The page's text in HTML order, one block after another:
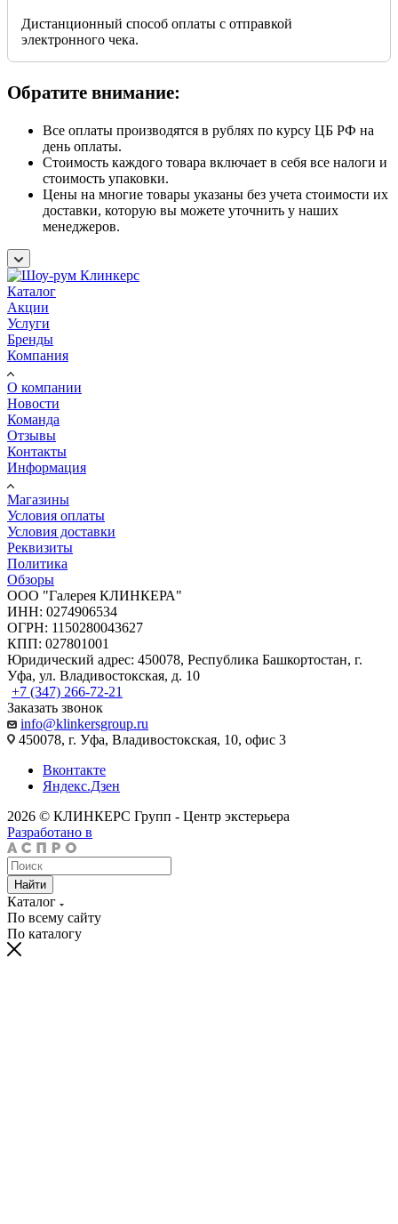
Дистанционный способ оплаты с отправкой
электронного чека.
Обратите внимание:
Все оплаты производятся в рублях по курсу ЦБ РФ на
день оплаты.
Стоимость каждого товара включает в себя все налоги и
стоимость упаковки.
Цены на многие товары указаны без учета стоимости их
доставки, которую вы можете уточнить у наших
менеджеров.
Каталог
Акции
Услуги
Бренды
Компания
О компании
Новости
Команда
Отзывы
Контакты
Информация
Магазины
Условия оплаты
Условия доставки
Реквизиты
Политика
Обзоры
ООО "Галерея КЛИНКЕРА"
ИНН: 0274906534
ОГРН: 1150280043627
КПП: 027801001
Юридический адрес: 450078, Республика Башкортостан, г.
Уфа, ул. Владивостокская, д. 10
+7 (347) 266-72-21
Заказать звонок
info@klinkersgroup.ru
450078, г. Уфа, Владивостокская, 10, офис 3
Вконтакте
Яндекс.Дзен
2026 © КЛИНКЕРС Групп - Центр экстерьера
Разработано в
Найти
Каталог
По всему сайту
По каталогу